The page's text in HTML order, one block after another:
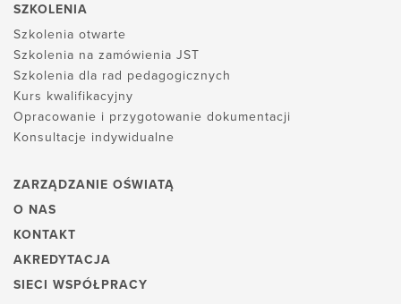
SZKOLENIA
Szkolenia otwarte
Szkolenia na zamówienia JST
Szkolenia dla rad pedagogicznych
Kurs kwalifikacyjny
Opracowanie i przygotowanie dokumentacji
Konsultacje indywidualne
ZARZĄDZANIE OŚWIATĄ
O NAS
KONTAKT
AKREDYTACJA
SIECI WSPÓŁPRACY